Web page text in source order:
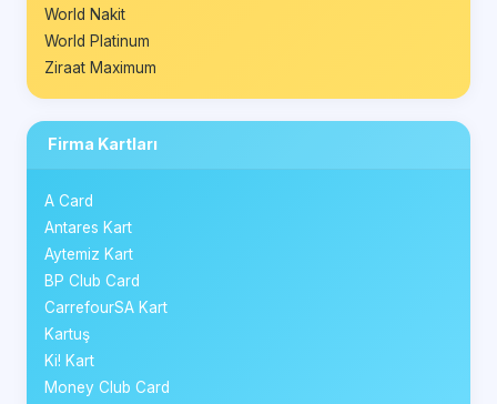
World Nakit
World Platinum
Ziraat Maximum
Firma Kartları
A Card
Antares Kart
Aytemiz Kart
BP Club Card
CarrefourSA Kart
Kartuş
Ki! Kart
Money Club Card